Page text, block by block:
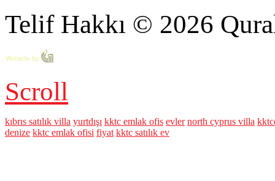
Telif Hakkı © 2026
Scroll
kıbrıs satılık villa yurtdışı kktc emlak ofis evler north cyprus villa
denize kktc emlak ofisi fiyat kktc satılık ev